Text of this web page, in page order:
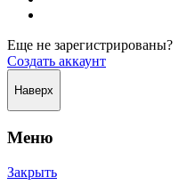
Еще не зарегистрированы?
Создать аккаунт
Наверх
Меню
Закрыть